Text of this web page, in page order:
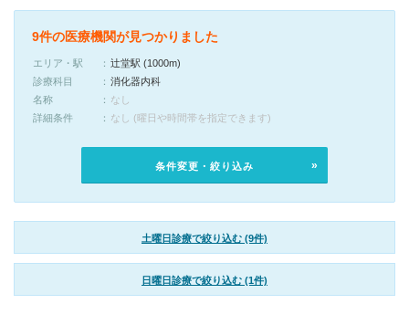
9件の医療機関が見つかりました
エリア・駅
辻堂駅 (1000m)
診療科目
消化器内科
名称
なし
詳細条件
なし (曜日や時間帯を指定できます)
条件変更・絞り込み
土曜日診療で絞り込む (9件)
日曜日診療で絞り込む (1件)